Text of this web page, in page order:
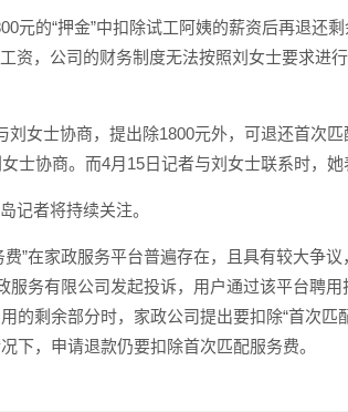
元的“押金”中扣除试工阿姨的薪资后再退还
资，公司的财务制度无法按照刘女士要求进
女士协商，提出除1800元外，可退还首次
士协商。而4月15日记者与刘女士联系时，她
记者将持续关注。
”在家政服务平台普遍存在，且具有较大争
务有限公司发起投诉，用户通过该平台聘用
剩余部分时，家政公司提出要扣除“首次匹
下，申请退款仍要扣除首次匹配服务费。